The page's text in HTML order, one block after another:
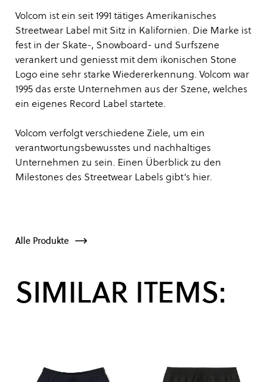
Volcom ist ein seit 1991 tätiges Amerikanisches
Streetwear Label mit Sitz in Kalifornien. Die Marke ist
fest in der Skate-, Snowboard- und Surfszene
verankert und geniesst mit dem ikonischen Stone
Logo eine sehr starke Wiedererkennung. Volcom war
1995 das erste Unternehmen aus der Szene, welches
ein eigenes Record Label startete.
Volcom verfolgt verschiedene Ziele, um ein
verantwortungsbewusstes und nachhaltiges
Unternehmen zu sein. Einen Überblick zu den
Milestones des Streetwear Labels gibt’s hier.
Alle Produkte
SIMILAR ITEMS: